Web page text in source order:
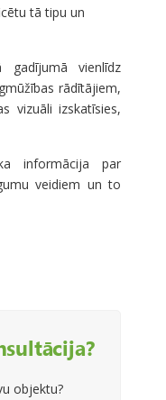
tā tipu un
vienlīdz
rādītājiem,
vizuāli izskatīsies,
informācija par
veidiem un to
objektu?